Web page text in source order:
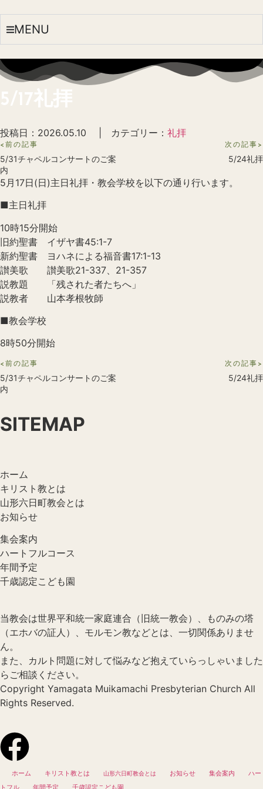
MENU
5/17礼拝
投稿日：2026.05.10 | カテゴリー： 礼拝
<前の記事
5/31チャペルコンサートのご案
内
次の記事>
5/24礼拝
5月17日(日)主日礼拝・教会学校を以下の通り行います。
■主日礼拝
10時15分開始
旧約聖書 イザヤ書45:1-7
新約聖書 ヨハネによる福音書17:1-13
讃美歌 讃美歌21-337、21-357
説教題 「残された者たちへ」
説教者 山本孝根牧師
■教会学校
8時50分開始
<前の記事
5/31チャペルコンサートのご案
内
次の記事>
5/24礼拝
SITEMAP
ホーム
キリスト教とは
山形六日町教会とは
お知らせ
集会案内
ハートフルコース
年間予定
千歳認定こども園
当教会は世界平和統一家庭連合（旧統一教会）、ものみの塔
（エホバの証人）、モルモン教などとは、一切関係ありませ
ん。
また、カルト問題に対して悩みなど抱えていらっしゃいました
らご相談ください。
Copyright Yamagata Muikamachi Presbyterian Church All
Rights Reserved.
ホーム キリスト教とは 山形六日町教会とは お知らせ 集会案内
ハー
トフル
年間予定 千歳認定こども園